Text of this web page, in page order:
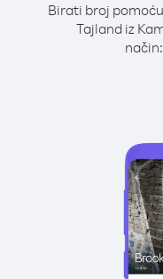
Birati broj
Tajland iz
način: